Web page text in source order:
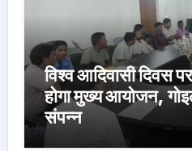
विश्व आदिवासी दिवस
होगा मुख्य आयोजन,
संपन्न